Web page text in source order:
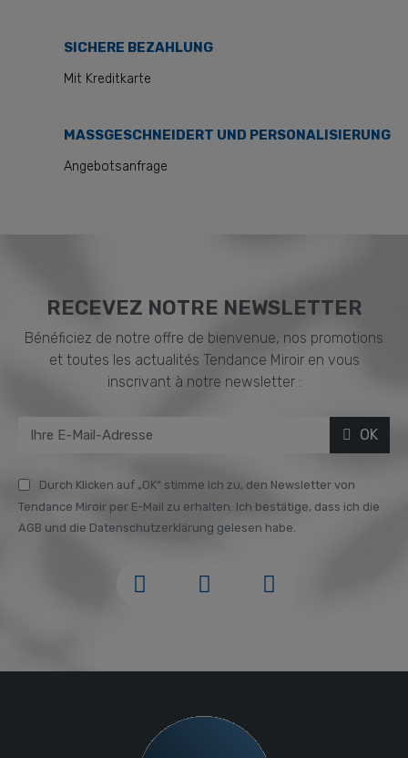
SICHERE BEZAHLUNG
Mit Kreditkarte
MASSGESCHNEIDERT UND PERSONALISIERUNG
Angebotsanfrage
RECEVEZ NOTRE NEWSLETTER
Bénéficiez de notre offre de bienvenue, nos promotions
et toutes les actualités Tendance Miroir en vous
inscrivant à notre newsletter :
OK
Durch Klicken auf „OK“ stimme ich zu, den Newsletter von
Tendance Miroir per E-Mail zu erhalten. Ich bestätige, dass ich die
AGB und die Datenschutzerklärung gelesen habe.